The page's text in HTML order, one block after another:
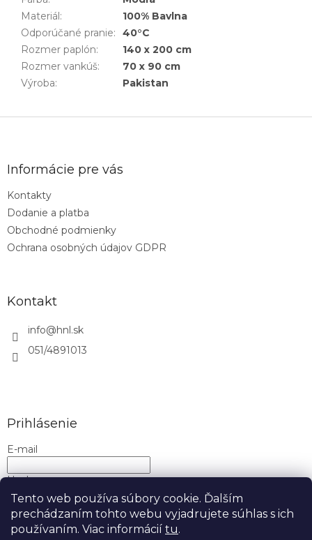
Tento web používa súbory cookie. Ďalším
prechádzaním tohto webu vyjadrujete súhlas s ich
používaním. Viac informácií tu.
Materiál:
100% Bavlna
Odporúčané pranie:
40°C
Rozmer paplón:
140 x 200 cm
Rozmer vankúš:
70 x 90 cm
Výroba: Pakistan
Informácie pre vás
Kontakty
Dodanie a platba
Obchodné podmienky
Ochrana osobných údajov GDPR
Kontakt
info@hnl.sk
051/4891013
Prihlásenie
E-mail
Heslo
PRIHLÁSIŤ SA
Nová registrácia Zabudnuté heslo